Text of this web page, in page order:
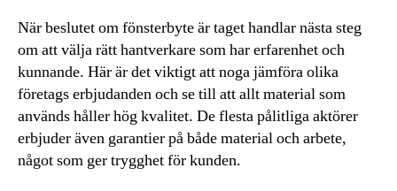
När beslutet om fönsterbyte är taget handlar nästa steg
om att välja rätt hantverkare som har erfarenhet och
kunnande. Här är det viktigt att noga jämföra olika
företags erbjudanden och se till att allt material som
används håller hög kvalitet. De flesta pålitliga aktörer
erbjuder även garantier på både material och arbete,
något som ger trygghet för kunden.